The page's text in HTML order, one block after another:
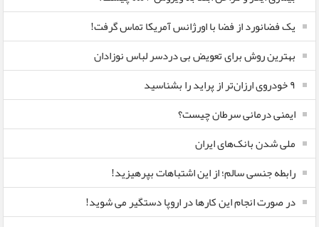
یک فضانورد از فضا با اورژانس آمریکا تماس گرفت!
بهترین روش برای تعویض بی دردسر لباس نوزادان
٩ خودروی ارزان‌تر از پراید را بشناسید
ایمنی درمانی سرطان چیست؟
ملی شدن بانک‌های ایران
رابطه جنسی سالم؛ از این اشتباهات بپرهیزید!
در صورت انجام این کارها در اروپا دستگیر می شوید!